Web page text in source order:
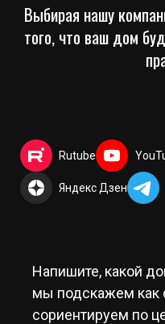
Выбирая нашу
того, что ваш дом
Rutube
Яндекс Дзен
Напишите, какой
мы подскажем как
сориентируем по